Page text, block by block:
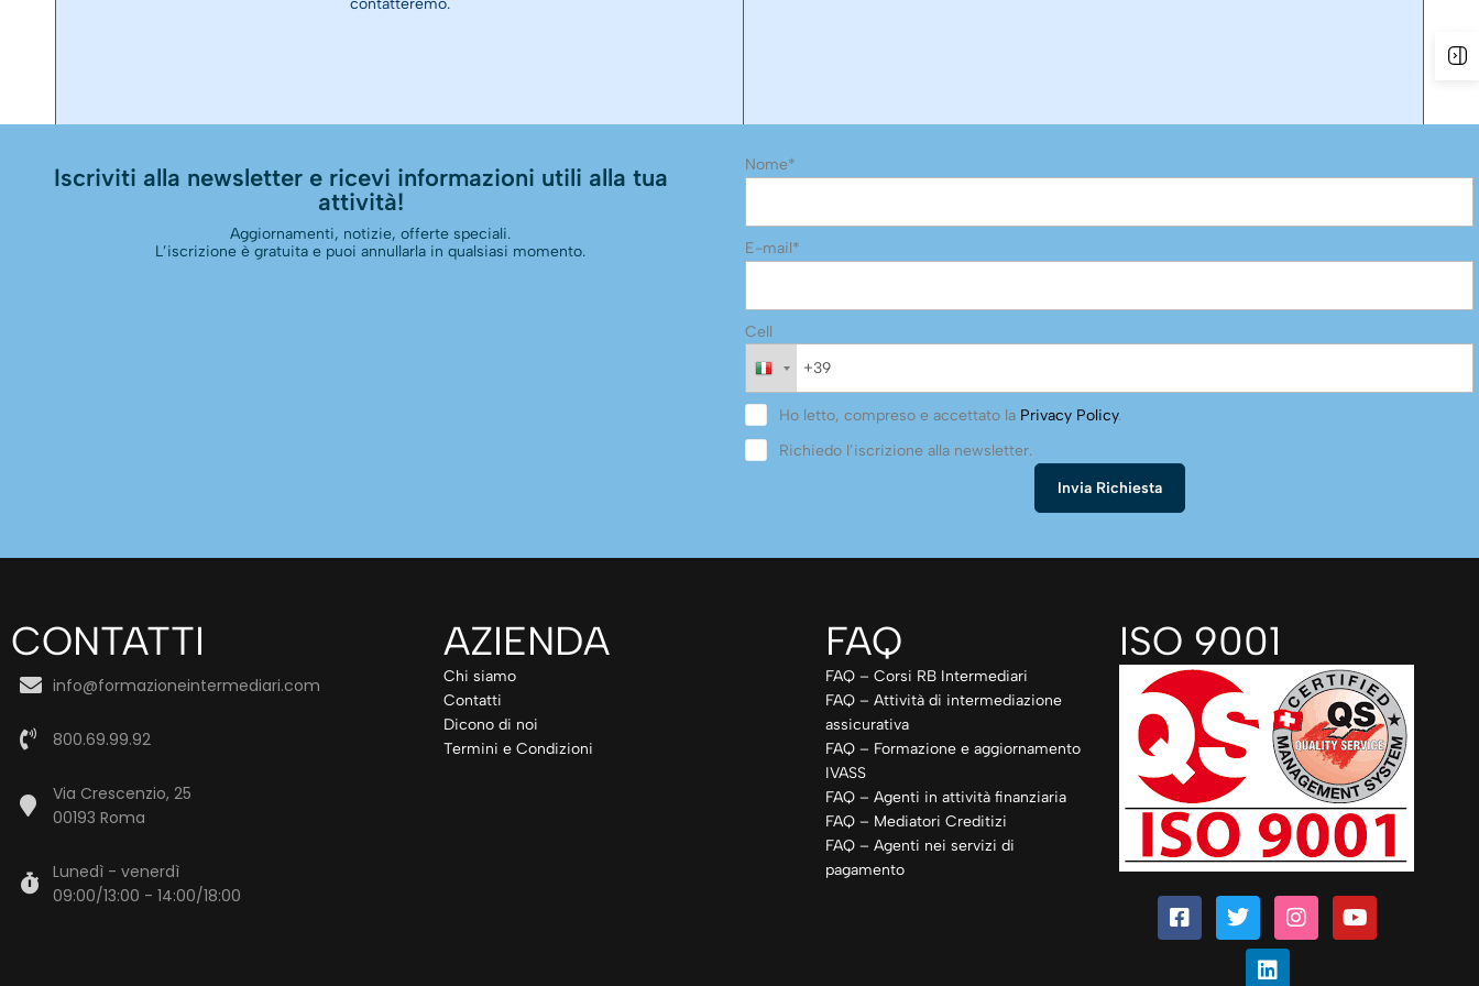
contatteremo.
Iscriviti alla newsletter e ricevi informazioni utili alla tua
attività!
Aggiornamenti, notizie, offerte speciali.
L’iscrizione è gratuita e puoi annullarla in qualsiasi momento.
Nome*
E-mail*
Cell
Ho letto, compreso e accettato la Privacy Policy.
Richiedo l’iscrizione alla newsletter.
CONTATTI
info@formazioneintermediari.com
800.69.99.92
Via Crescenzio, 25
00193 Roma
Lunedì - venerdì
09:00/13:00 - 14:00/18:00
AZIENDA
Chi siamo
Contatti
Dicono di noi
Termini e Condizioni
FAQ
FAQ – Corsi RB Intermediari
FAQ – Attività di intermediazione
assicurativa
FAQ – Formazione e aggiornamento
IVASS
FAQ – Agenti in attività finanziaria
FAQ – Mediatori Creditizi
FAQ – Agenti nei servizi di
pagamento
ISO 9001